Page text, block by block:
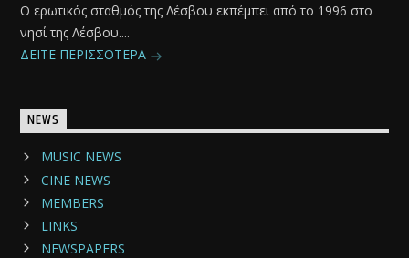
Ο ερωτικός σταθμός της Λέσβου εκπέμπει από το 1996 στο
νησί της Λέσβου....
ΔΕΙΤΕ ΠΕΡΙΣΣΟΤΕΡΑ
NEWS
MUSIC NEWS
CINE NEWS
MEMBERS
LINKS
NEWSPAPERS